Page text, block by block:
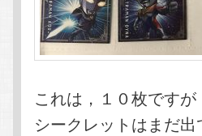
これは，１０枚ですが
シークレットはまだ出